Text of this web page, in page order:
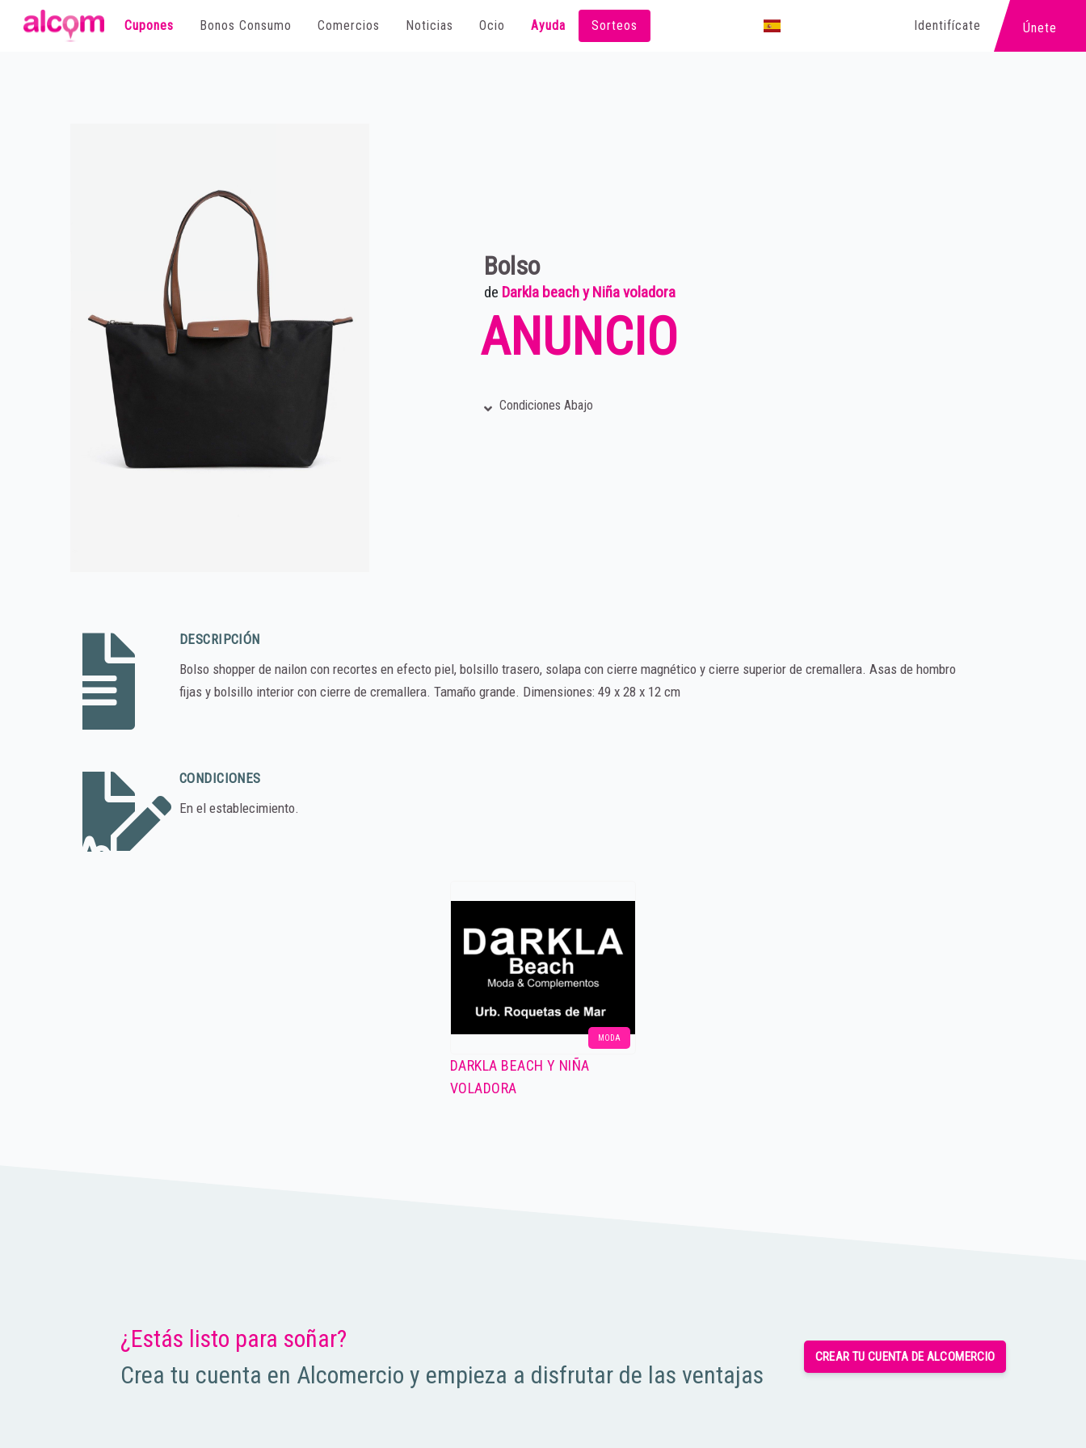
Cupones Bonos Consumo Comercios Noticias Ocio Ayuda Sorteos Identifícate Únete
Bolso
de Darkla beach y Niña voladora
ANUNCIO
Condiciones Abajo
DESCRIPCIÓN
Bolso shopper de nailon con recortes en efecto piel, bolsillo trasero, solapa con cierre magnético y cierre superior de cremallera. Asas de hombro
fijas y bolsillo interior con cierre de cremallera. Tamaño grande. Dimensiones: 49 x 28 x 12 cm
CONDICIONES
En el establecimiento.
MODA
DARKLA BEACH Y NIÑA
VOLADORA
¿Estás listo para soñar?
Crea tu cuenta en Alcomercio y empieza a disfrutar de las ventajas
CREAR TU CUENTA DE ALCOMERCIO